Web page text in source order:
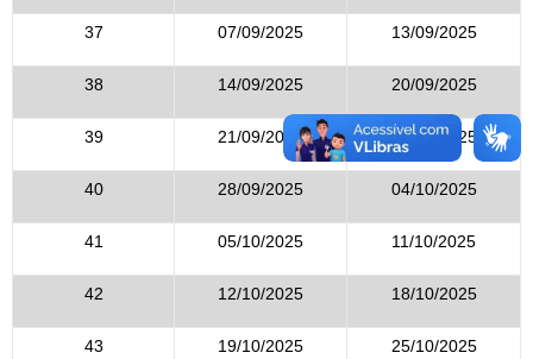
37 07/09/2025 13/09/2025
38 14/09/2025 20/09/2025
39 21/09/2025 27/09/2025
40 28/09/2025 04/10/2025
41 05/10/2025 11/10/2025
42 12/10/2025 18/10/2025
43 19/10/2025 25/10/2025